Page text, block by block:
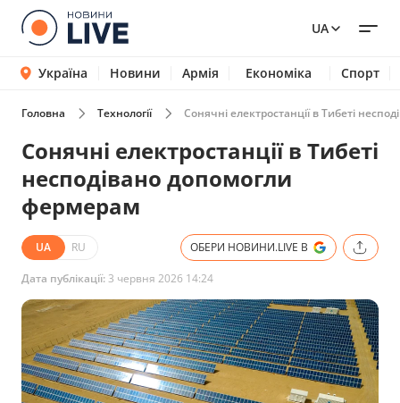
UA
Україна Новини Армія Економіка Спорт
Головна Технології Сонячні електростанції в Тибеті
Сонячні електростанції в Тибеті
несподівано допомогли
фермерам
UA RU ОБЕРИ НОВИНИ.LIVE В
Дата публікації: 3 червня 2026 14:24